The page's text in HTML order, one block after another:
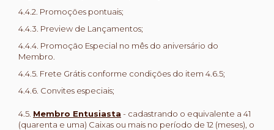
4.4.2. Promoções pontuais;
4.4.3. Preview de Lançamentos;
4.4.4. Promoção Especial no mês do aniversário do
Membro.
4.4.5. Frete Grátis conforme condições do item 4.6.5;
4.4.6. Convites especiais;
4.5. Membro Entusiasta - cadastrando o equivalente a 41
(quarenta e uma) Caixas ou mais no período de 12 (meses), o